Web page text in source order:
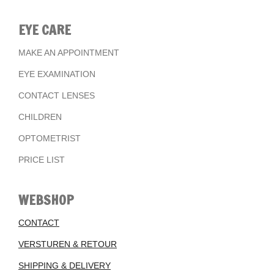
EYE CARE
MAKE AN APPOINTMENT
EYE EXAMINATION
CONTACT LENSES
CHILDREN
OPTOMETRIST
PRICE LIST
WEBSHOP
CONTACT
VERSTUREN & RETOUR
SHIPPING & DELIVERY